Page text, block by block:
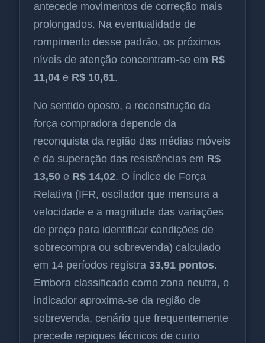
antecede movimentos de correção mais
prolongados. Na eventualidade de
rompimento desse padrão, os próximos
níveis de atenção concentram-se em R$
11,04 e R$ 10,61.
No sentido oposto, a reconstrução da
força compradora depende da
reconquista da região das médias móveis
e da superação das resistências em R$
13,50 e R$ 14,02. O Índice de Força
Relativa (IFR, oscilador que mensura a
velocidade e a magnitude das variações
de preço para identificar condições de
sobrecompra ou sobrevenda) calculado
em 14 períodos registra 33,91 pontos.
Embora classificado como zona neutra, o
indicador aproxima-se da região de
sobrevenda, cenário que frequentemente
precede repiques técnicos de curto